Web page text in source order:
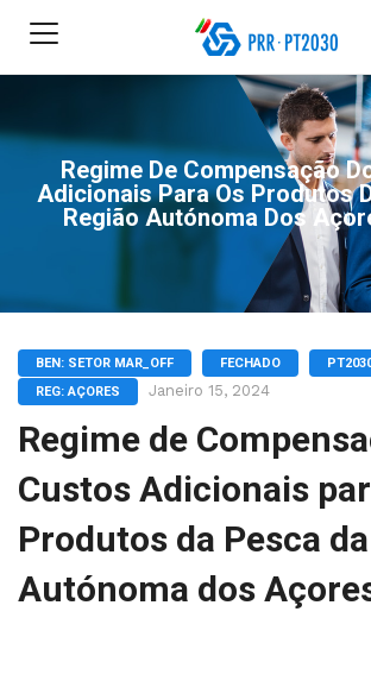
Regime De Compensação
Adicionais Para Os Produtos
Região Autónoma Dos
BEN: SETOR MAR_OFF FECHADO
REG: AÇORES
Janeiro 15, 2024
Regime de
Custos Adicionais
Produtos da Pesca
Autónoma dos